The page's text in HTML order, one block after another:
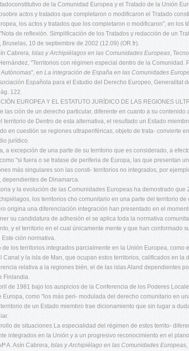
de la Comunidad Europea y el Tratado de la Unión
actos y tratados que completaron o modificaron el Tratado
los actos y tratados que los completaron o modificaron", en los
de reflexión. Simplificación de los Tratados y redacción de un
Bruselas, 10 de septiembre de 2002 (12.09) (OR.fr).
Cabrera, Islas y Archipiélagos en las Comunidades Europeas,
"Territorios con régimen especial dentro de la Comunidad.
en La integración de España en las Comunidades
Española para el Estudio del Derecho Europeo, Generalitat
122.
EUROPEA Y EL ESTATUTO JURÍDICO DE LAS REGIONES
las ción de un derecho particular, diferente en cuanto a su
territorio de Dentro de esta alternativa, el resultado un Estado
en cuestión se regiones ultraperiféricas, objeto de trata- convierte
jurídico.
a excepción de una parte de su territorio que es considerado, a
"si fuera o se tratase de periferia de Europa, las que presentan
más singulares son las consti- territorios no integrados, por
dependientes de Dinamarca.
y la evolución de las Comunidades Europeas ha demostrado que
los territorios cho comunitario en una parte del territorio
origina una diferenciación integración han presentado en el
su candidatura de adhesión el se aplica toda la normativa
y el territorio en el cual únicamente mente y que han conformado
ción normativa.
de los territorios integrados parcialmente en la Unión Europea, como
Canal y la isla de Man, que ocupan estos territorios, calificados en la
relativa a la regiones bién, el de las islas Aland dependientes
Finlandia.
de 1981 bajo los auspicios de la Conferencia de los Poderes
Europa, como "los más peri- modulada del derecho comunitario en
de un Estado miembro trae dicionamiento que sin lugar a
de situaciones La especialidad del régimen de estos territo-
integrados en la Unión y a un progresivo reconocimiento en el
A. Asín Cabrera, Islas y Archipiélago en las Comunidades Europeas